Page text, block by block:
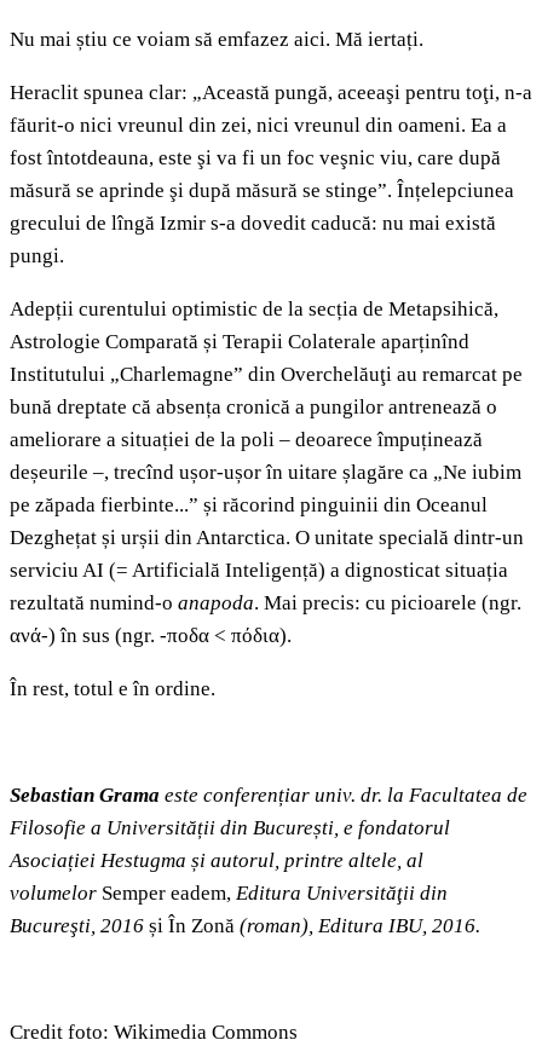
Nu mai știu ce voiam să emfazez aici. Mă iertați.
Heraclit spunea clar: „Această pungă, aceeaşi pentru toţi, n-a
făurit-o nici vreunul din zei, nici vreunul din oameni. Ea a
fost întotdeauna, este şi va fi un foc veşnic viu, care după
măsură se aprinde şi după măsură se stinge”. Înțelepciunea
grecului de lîngă Izmir s-a dovedit caducă: nu mai există
pungi.
Adepții curentului optimistic de la secția de Metapsihică,
Astrologie Comparată și Terapii Colaterale aparținînd
Institutului „Charlemagne” din Overchelăuţi au remarcat pe
bună dreptate că absența cronică a pungilor antrenează o
ameliorare a situației de la poli – deoarece împuținează
deșeurile –, trecînd ușor-ușor în uitare șlagăre ca „Ne iubim
pe zăpada fierbinte...” și răcorind pinguinii din Oceanul
Dezghețat și urșii din Antarctica. O unitate specială dintr-un
serviciu AI (= Artificială Inteligență) a dignosticat situația
rezultată numind-o anapoda. Mai precis: cu picioarele (ngr.
ανά-) în sus (ngr. -ποδα < πόδια).
În rest, totul e în ordine.
Sebastian Grama este conferențiar univ. dr. la Facultatea de
Filosofie a Universității din București, e fondatorul
Asociației Hestugma și autorul, printre altele, al
volumelor Semper eadem, Editura Universităţii din
Bucureşti, 2016 și În Zonă (roman), Editura IBU, 2016.
Credit foto: Wikimedia Commons